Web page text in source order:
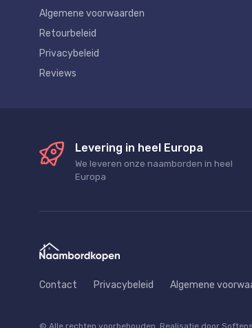
Algemene voorwaarden
Retourbeleid
Privacybeleid
Reviews
Levering in heel Europa
We leveren onze naamborden in heel
Europa
Contact Privacybeleid Algemene
© Alle rechten voorbehouden. Realisatie door Softens.